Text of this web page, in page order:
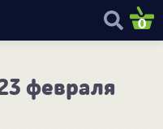
0
февраля